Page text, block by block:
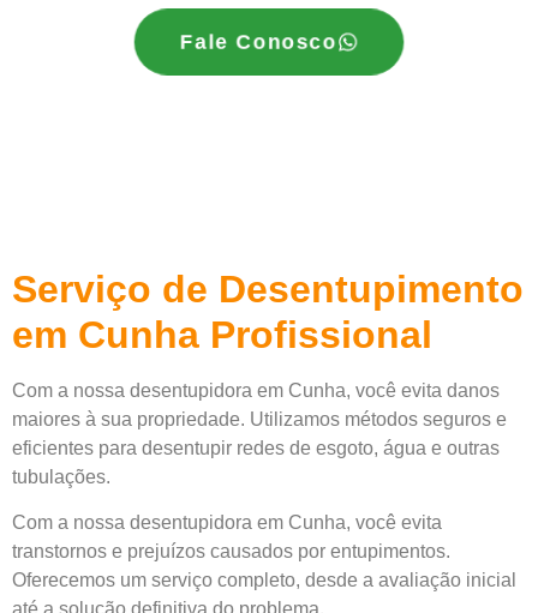
Fale Conosco
Serviço de Desentupimento
em Cunha Profissional
Com a nossa desentupidora em Cunha, você evita danos
maiores à sua propriedade. Utilizamos métodos seguros e
eficientes para desentupir redes de esgoto, água e outras
tubulações.
Com a nossa desentupidora em Cunha, você evita
transtornos e prejuízos causados por entupimentos.
Oferecemos um serviço completo, desde a avaliação inicial